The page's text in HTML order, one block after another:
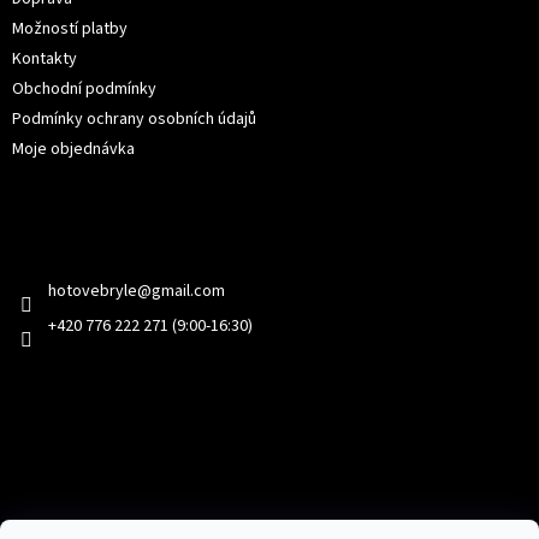
Možností platby
Kontakty
Obchodní podmínky
Podmínky ochrany osobních údajů
Moje objednávka
hotovebryle@gmail.com
+420 776 222 271 (9:00-16:30)